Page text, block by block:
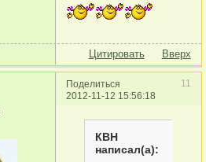
Цитировать Вверх
Поделиться
11
2012-11-12 15:56:18
КВН
написал(а):